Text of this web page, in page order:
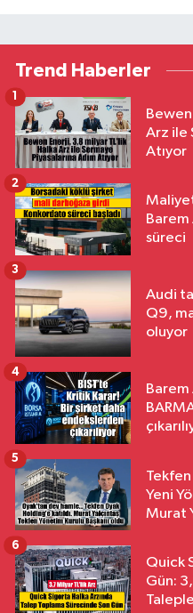
Trend Haberler
Arz ile
Atıyor
1
süreci
2
Audi
Q9,
oluyor
3
Barem
4
Yeni
Murat
5
Quick
Gün:
6